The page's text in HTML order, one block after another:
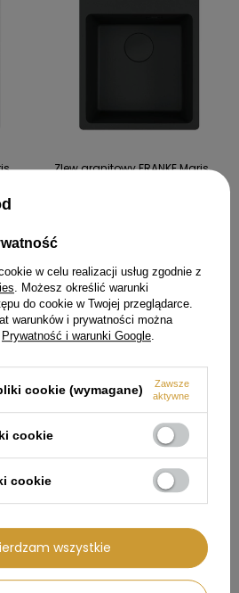
-
Zlew granitowy FRANKE Maris
MRG 110-72 biały polarny -
1 979,00 zł
w celu realizacji usług zgodnie z
. Możesz określić warunki
do cookie w Twojej przeglądarce.
warunków i prywatności można
Prywatność i warunki Google
cookie (wymagane)
Zawsze
aktywne
cookie
cookie
wszystkie